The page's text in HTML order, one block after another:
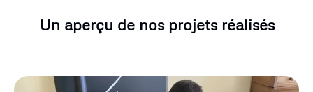
Un aperçu de nos projets réalisés